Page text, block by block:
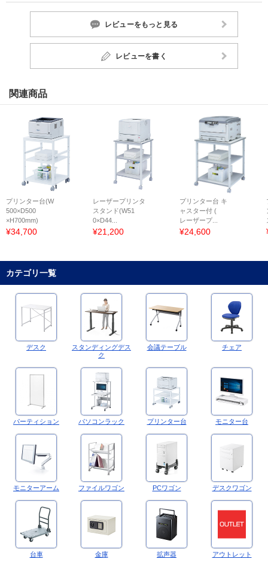
レビューをもっと見る
レビューを書く
関連商品
プリンター台(W
500×D500
×H700mm)
¥34,700
レーザープリンタ
スタンド(W51
0×D44...
¥21,200
プリンター台 キ
ャスター付 (
レーザープ...
¥24,600
カテゴリ一覧
デスク
スタンディングデス
ク
会議テーブル チェア
パーティション パソコンラック プリンター台 モニター台
モニターアーム ファイルワゴン PCワゴン デスクワゴン
台車 金庫 拡声器 アウトレット